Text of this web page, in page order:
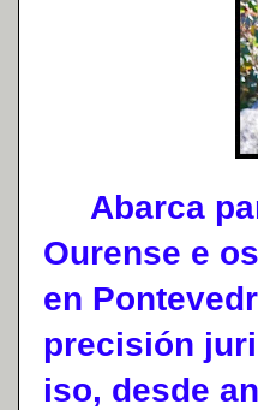
Abarca
Ourense e
en
precisión
iso, desde